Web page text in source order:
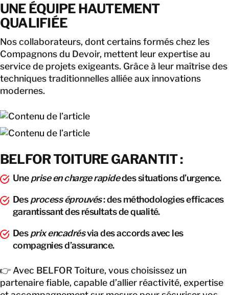
UNE ÉQUIPE HAUTEMENT
QUALIFIÉE
Nos collaborateurs, dont certains formés chez les
Compagnons du Devoir, mettent leur expertise au
service de projets exigeants. Grâce à leur maîtrise des
techniques traditionnelles alliée aux innovations
modernes.
BELFOR TOITURE GARANTIT :
Uneprise en charge rapidedes situations d’urgence.
Desprocess éprouvés: des méthodologies efficaces
garantissant des résultats de qualité.
Desprix encadrésvia des accords avec les
compagnies d’assurance.
👉 Avec BELFOR Toiture, vous choisissez un
partenaire fiable, capable d’allier réactivité, expertise